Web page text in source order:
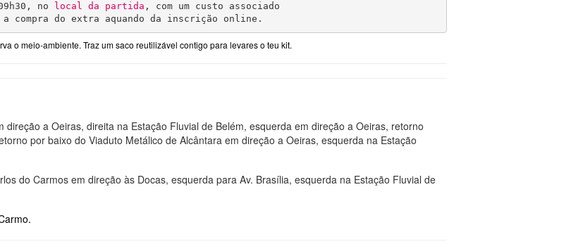
no local da partida , com um custo associado
compra do extra aquando da inscrição online.
o meio-ambiente. Traz um saco reutilizável contigo para levares o teu kit.
direção a Oeiras, direita na Estação Fluvial de Belém, esquerda em direção a Oeiras, retorno
por baixo do Viaduto Metálico de Alcântara em direção a Oeiras, esquerda na Estação
do Carmos em direção às Docas, esquerda para Av. Brasília, esquerda na Estação Fluvial de